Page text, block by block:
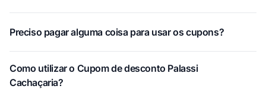
Preciso pagar alguma coisa para usar os cupons?
Como utilizar o Cupom de desconto Palassi
Cachaçaria?